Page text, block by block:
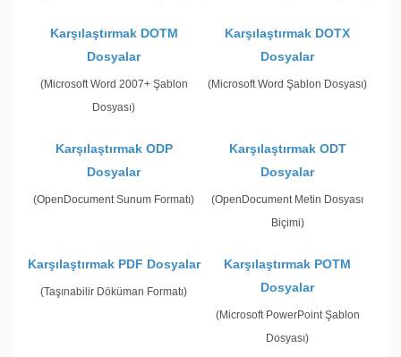
Karşılaştırmak DOTM
Dosyalar
(Microsoft Word 2007+ Şablon
Dosyası)
Karşılaştırmak DOTX
Dosyalar
(Microsoft Word Şablon Dosyası)
Karşılaştırmak ODP
Dosyalar
(OpenDocument Sunum Formatı)
Karşılaştırmak ODT
Dosyalar
(OpenDocument Metin Dosyası
Biçimi)
Karşılaştırmak PDF Dosyalar
(Taşınabilir Döküman Formatı)
Karşılaştırmak POTM
Dosyalar
(Microsoft PowerPoint Şablon
Dosyası)